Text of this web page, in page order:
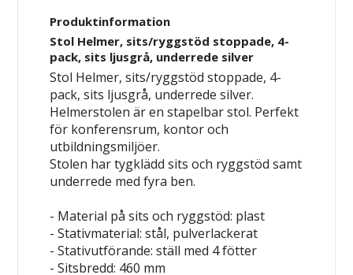
Produktinformation
Stol Helmer, sits/ryggstöd stoppade, 4-
pack, sits ljusgrå, underrede silver
Stol Helmer, sits/ryggstöd stoppade, 4-
pack, sits ljusgrå, underrede silver.
Helmerstolen är en stapelbar stol. Perfekt
för konferensrum, kontor och
utbildningsmiljöer.
Stolen har tygklädd sits och ryggstöd samt
underrede med fyra ben.
- Material på sits och ryggstöd: plast
- Stativmaterial: stål, pulverlackerat
- Stativutförande: ställ med 4 fötter
- Sitsbredd: 460 mm